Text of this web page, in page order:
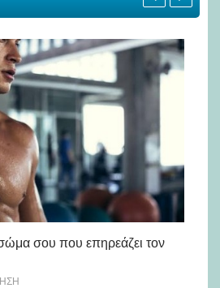
σου που επηρεάζει τον